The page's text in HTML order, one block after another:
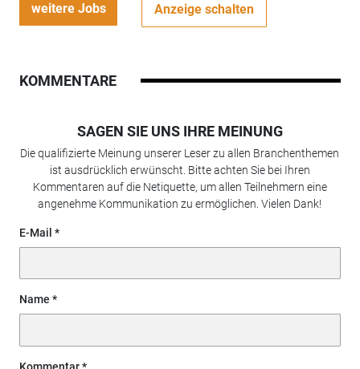
weitere Jobs Anzeige schalten
KOMMENTARE
SAGEN SIE UNS IHRE MEINUNG
Die qualifizierte Meinung unserer Leser zu allen Branchenthemen
ist ausdrücklich erwünscht. Bitte achten Sie bei Ihren
Kommentaren auf die Netiquette, um allen Teilnehmern eine
angenehme Kommunikation zu ermöglichen. Vielen Dank!
E-Mail
Name
Kommentar